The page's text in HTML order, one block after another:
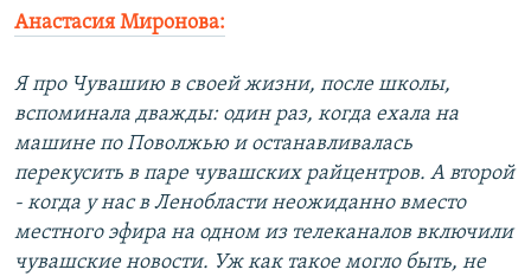
Анастасия Миронова:
Я про Чувашию в своей жизни, после школы,
вспоминала дважды: один раз, когда ехала на
машине по Поволжью и останавливалась
перекусить в паре чувашских райцентров. А второй
- когда у нас в Ленобласти неожиданно вместо
местного эфира на одном из телеканалов включили
чувашские новости. Уж как такое могло быть, не